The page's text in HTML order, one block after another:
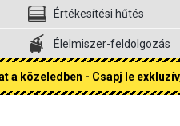
Értékesítési hűtés
Élelmiszer-feldolgozás
a közeledben - Csapj le